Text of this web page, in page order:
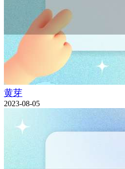
黄芽
2023-08-05